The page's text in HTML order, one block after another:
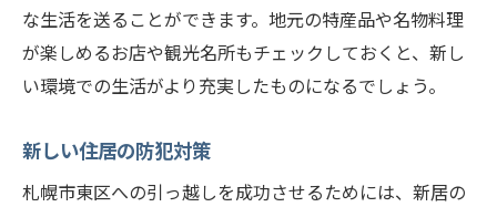
な生活を送ることができます。地元の特産品や名物料理
が楽しめるお店や観光名所もチェックしておくと、新し
い環境での生活がより充実したものになるでしょう。
新しい住居の防犯対策
札幌市東区への引っ越しを成功させるためには、新居の